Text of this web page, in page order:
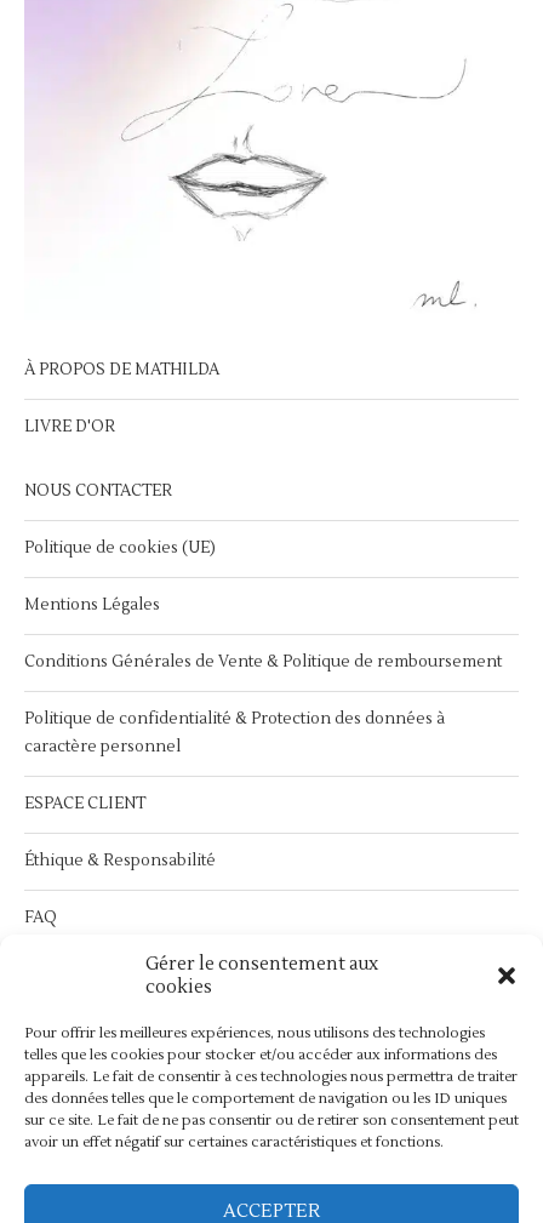
Gérer le consentement aux
cookies
Pour offrir les meilleures expériences, nous utilisons des technologies
telles que les cookies pour stocker et/ou accéder aux informations des
appareils. Le fait de consentir à ces technologies nous permettra de traiter
des données telles que le comportement de navigation ou les ID uniques
sur ce site. Le fait de ne pas consentir ou de retirer son consentement peut
avoir un effet négatif sur certaines caractéristiques et fonctions.
ACCEPTER
À PROPOS DE MATHILDA
LIVRE D'OR
NOUS CONTACTER
Politique de cookies (UE)
Mentions Légales
Conditions Générales de Vente & Politique de remboursement
Politique de confidentialité & Protection des données à
caractère personnel
ESPACE CLIENT
Éthique & Responsabilité
FAQ
Service Après Vente :contact@bymathilda.com